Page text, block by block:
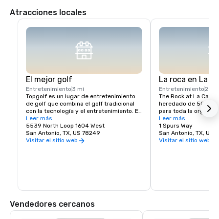
Atracciones locales
El mejor golf
Entretenimiento 3 mi
Topgolf es un lugar de entretenimiento
de golf que combina el golf tradicional
con la tecnología y el entretenimiento. En
una ubicación de Topgolf, los jugadores
golpean pelotas de golf con microchips
contra objetivos en un campo, anotando
puntos en función de la precisión y la
Topgolf también ofrece comida y bebida,
entretenimiento para crear una
Leer más
5539 North Loop 1604 West
San Antonio, TX, US 78249
Visitar el sitio web
La roca en La
Entretenimiento2 mi
The Rock at La
heredado de 500
para toda la
Entertainment.
mantra de los
campus rinde
roca». El concepto
Leer más
1 Spurs Way
San Antonio, TX, US
Visitar el sitio web
Vendedores cercanos